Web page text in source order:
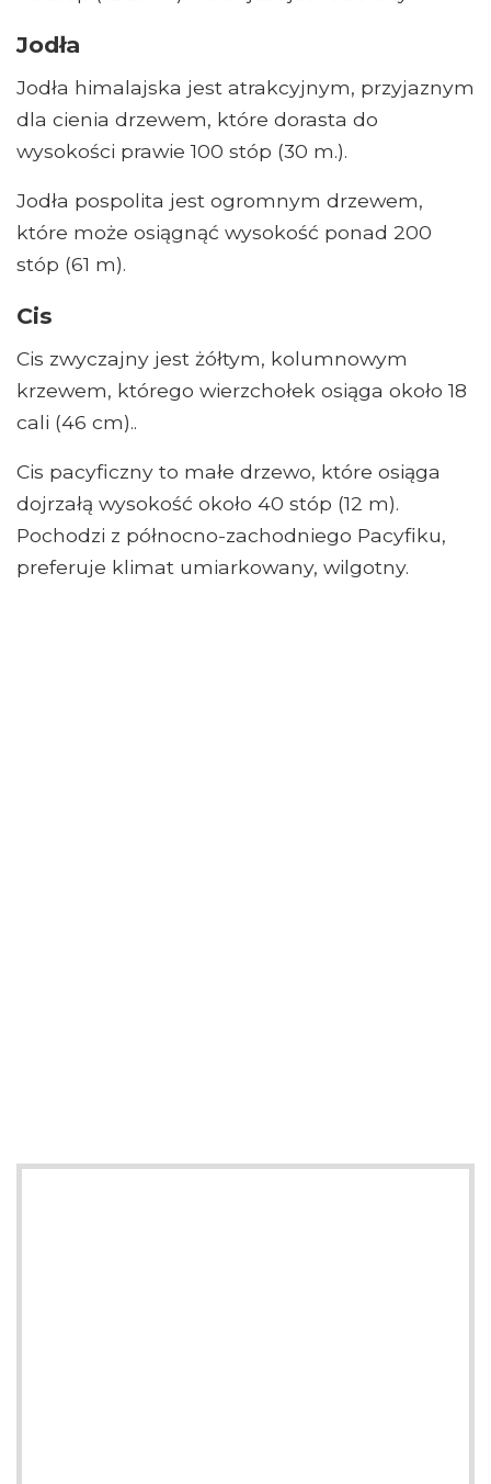
Jodła
Jodła himalajska jest atrakcyjnym, przyjaznym
dla cienia drzewem, które dorasta do
wysokości prawie 100 stóp (30 m.).
Jodła pospolita jest ogromnym drzewem,
które może osiągnąć wysokość ponad 200
stóp (61 m).
Cis
Cis zwyczajny jest żółtym, kolumnowym
krzewem, którego wierzchołek osiąga około 18
cali (46 cm)..
Cis pacyficzny to małe drzewo, które osiąga
dojrzałą wysokość około 40 stóp (12 m).
Pochodzi z północno-zachodniego Pacyfiku,
preferuje klimat umiarkowany, wilgotny.